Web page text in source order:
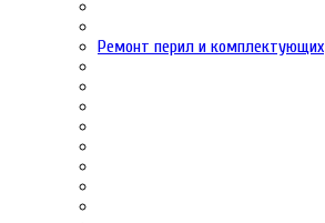
Ремонт перил и комплектующих